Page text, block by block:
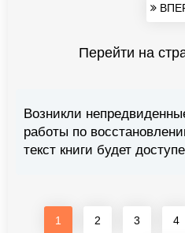
Перейти на
Возникли
работы по
текст книги будет
1 2 3 4